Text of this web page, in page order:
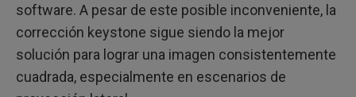
software. A pesar de este posible inconveniente, la
corrección keystone sigue siendo la mejor
solución para lograr una imagen consistentemente
cuadrada, especialmente en escenarios de